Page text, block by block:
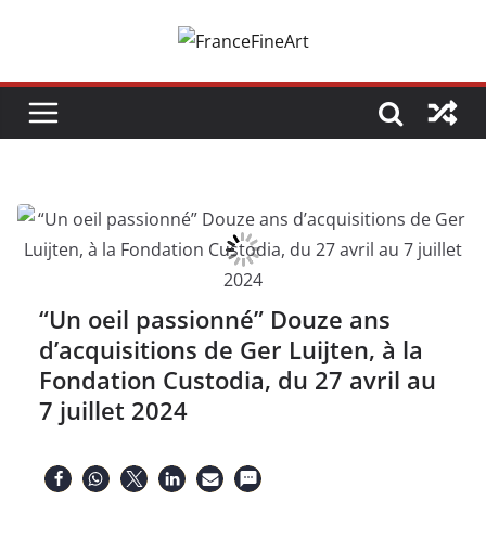
“Un oeil passionné” Douze ans
d’acquisitions de Ger Luijten, à la
Fondation Custodia, du 27 avril au
7 juillet 2024